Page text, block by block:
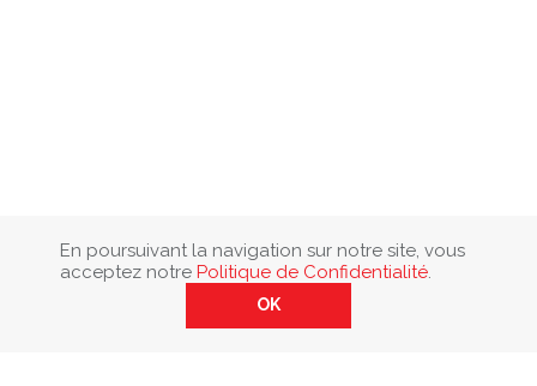
Envoyez-nous un message.
En poursuivant la navigation sur notre site, vous
acceptez notre Politique de Confidentialité.
OK